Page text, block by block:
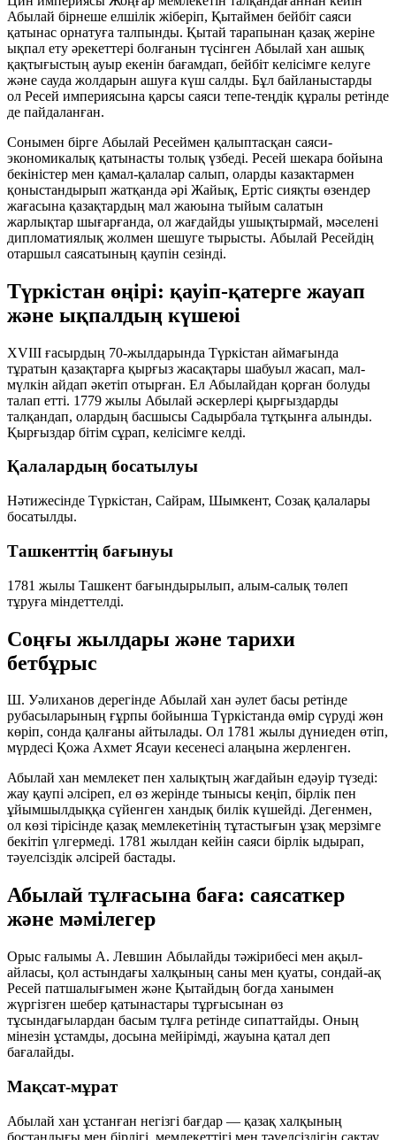
Абылай бірнеше елшілік жіберіп, Қытаймен бейбіт саяси
қатынас орнатуға талпынды. Қытай тарапынан қазақ жеріне
ықпал ету әрекеттері болғанын түсінген Абылай хан ашық
қақтығыстың ауыр екенін бағамдап, бейбіт келісімге келуге
және сауда жолдарын ашуға күш салды. Бұл байланыстарды
ол Ресей империясына қарсы саяси тепе-теңдік құралы ретінде
де пайдаланған.
Сонымен бірге Абылай Ресеймен қалыптасқан саяси-
экономикалық қатынасты толық үзбеді. Ресей шекара бойына
бекіністер мен қамал-қалалар салып, оларды казактармен
қоныстандырып жатқанда әрі Жайық, Ертіс сияқты өзендер
жағасына қазақтардың мал жаюына тыйым салатын
жарлықтар шығарғанда, ол жағдайды ушықтырмай, мәселені
дипломатиялық жолмен шешуге тырысты. Абылай Ресейдің
отаршыл саясатының қаупін сезінді.
Түркістан өңірі: қауіп-қатерге жауап
және ықпалдың күшеюі
XVIII ғасырдың 70-жылдарында Түркістан аймағында
тұратын қазақтарға қырғыз жасақтары шабуыл жасап, мал-
мүлкін айдап әкетіп отырған. Ел Абылайдан қорған болуды
талап етті. 1779 жылы Абылай әскерлері қырғыздарды
талқандап, олардың басшысы Садырбала тұтқынға алынды.
Қырғыздар бітім сұрап, келісімге келді.
Қалалардың босатылуы
Нәтижесінде Түркістан, Сайрам, Шымкент, Созақ қалалары
босатылды.
Ташкенттің бағынуы
1781 жылы Ташкент бағындырылып, алым-салық төлеп
тұруға міндеттелді.
Соңғы жылдары және тарихи
бетбұрыс
Ш. Уәлиханов дерегінде Абылай хан әулет басы ретінде
рубасыларының ғұрпы бойынша Түркістанда өмір сүруді жөн
көріп, сонда қалғаны айтылады. Ол 1781 жылы дүниеден өтіп,
мүрдесі Қожа Ахмет Ясауи кесенесі алаңына жерленген.
Абылай хан мемлекет пен халықтың жағдайын едәуір түзеді:
жау қаупі әлсіреп, ел өз жерінде тынысы кеңіп, бірлік пен
ұйымшылдыққа сүйенген хандық билік күшейді. Дегенмен,
ол көзі тірісінде қазақ мемлекетінің тұтастығын ұзақ мерзімге
бекітіп үлгермеді. 1781 жылдан кейін саяси бірлік ыдырап,
тәуелсіздік әлсірей бастады.
Абылай тұлғасына баға: саясаткер
және мәмілегер
Орыс ғалымы А. Левшин Абылайды тәжірибесі мен ақыл-
айласы, қол астындағы халқының саны мен қуаты, сондай-ақ
Ресей патшалығымен және Қытайдың боғда ханымен
жүргізген шебер қатынастары тұрғысынан өз
тұсындағылардан басым тұлға ретінде сипаттайды. Оның
мінезін ұстамды, досына мейірімді, жауына қатал деп
бағалайды.
Мақсат-мұрат
Абылай хан ұстанған негізгі бағдар — қазақ халқының
бостандығы мен бірлігі, мемлекеттігі мен тәуелсіздігін сақтау